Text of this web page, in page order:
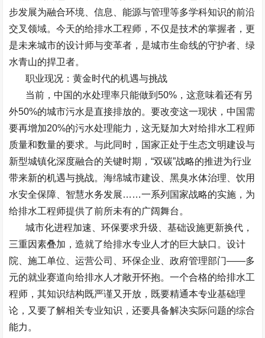
步发展为融合环境、信息、能源与管理等多学科知识的前沿
交叉领域。今天的给排水工程师，不仅是技术的掌握者，更
是未来城市的设计师与变革者，是城市生命线的守护者、绿
水青山的捍卫者。
职业现况：黄金时代的机遇与挑战
当前，中国的水处理率只能做到50% ，这意味着还有另
外50%的城市污水是直接排放的。要改变这一现状，中国需
要再增加20%的污水处理能力，这无疑加大对给排水工程师
质量和数量的要求。与此同时，国家正处于生态文明建设与
新型城镇化深度融合的关键时期，“双碳”战略的推进为行业
带来新的机遇与挑战。海绵城市建设、黑臭水体治理、饮用
水安全保障、智慧水务发展……一系列国家战略的实施，为
给排水工程师提供了前所未有的广阔舞台。
城市化进程加速、环保要求升级、基础设施更新换代，
三重因素叠加，造就了给排水专业人才的巨大缺口。设计
院、施工单位、运营公司、环保企业、政府管理部门——多
元的就业赛道向给排水人才敞开怀抱。一个合格的给排水工
程师，其知识结构既严谨又开放，既要精通本专业基础理
论，又要了解相关专业知识，还要具备解决实际问题的综合
能力。